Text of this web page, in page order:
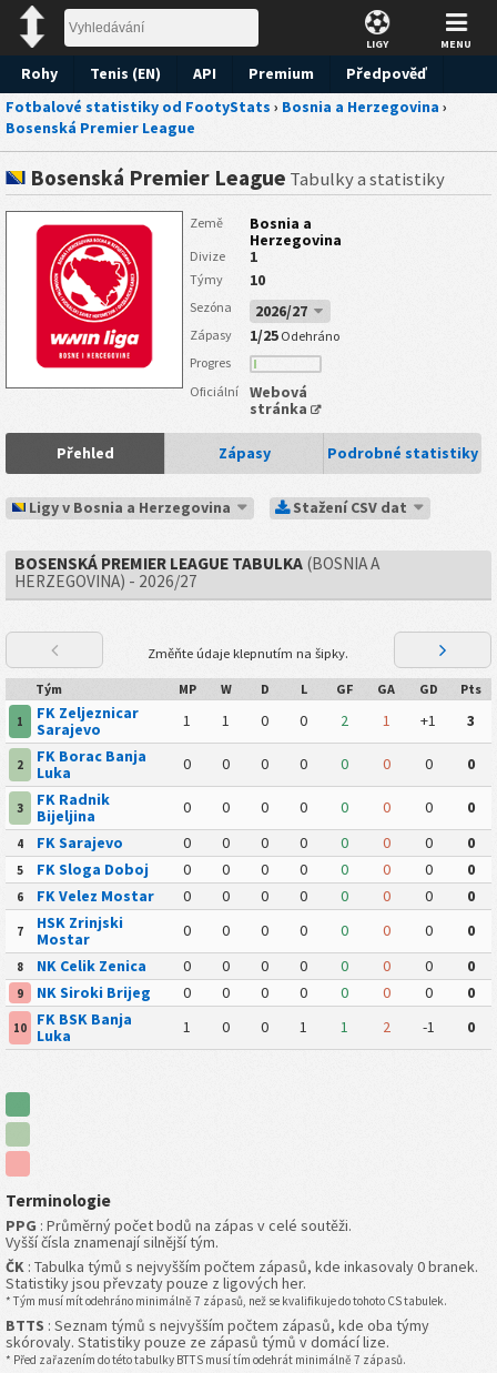
LIGY MENU
Rohy Tenis (EN) API Premium
Předpověď
Fotbalové statistiky od FootyStats › Bosnia a Herzegovina ›
Bosenská Premier League
Bosenská Premier League Tabulky a statistiky
Země
Bosnia a
Herzegovina
Divize 1
Týmy 10
Sezóna 2026/27
Zápasy 1/25Odehráno
Progres
Oficiální
Webová
stránka
Přehled Zápasy Podrobné statistiky
Ligy v Bosnia a Herzegovina Stažení CSV dat
BOSENSKÁ PREMIER LEAGUE TABULKA(BOSNIA A
HERZEGOVINA) - 2026/27
Změňte údaje klepnutím na šipky.
Tým MP W D L GF GA GD Pts
1
FK Zeljeznicar
Sarajevo
1 1 0 0 2 1 +1 3
2
FK Borac Banja
Luka
0 0 0 0 0 0 0 0
3
FK Radnik
Bijeljina
0 0 0 0 0 0 0 0
4 FK Sarajevo 0 0 0 0 0 0 0 0
5 FK Sloga Doboj 0 0 0 0 0 0 0 0
6 FK Velez Mostar 0 0 0 0 0 0 0 0
7
HSK Zrinjski
Mostar
0 0 0 0 0 0 0 0
8 NK Celik Zenica 0 0 0 0 0 0 0 0
9 NK Siroki Brijeg 0 0 0 0 0 0 0 0
10
FK BSK Banja
Luka
1 0 0 1 1 2 -1 0
Terminologie
PPG : Průměrný počet bodů na zápas v celé soutěži.
Vyšší čísla znamenají silnější tým.
ČK : Tabulka týmů s nejvyšším počtem zápasů, kde inkasovaly 0 branek.
Statistiky jsou převzaty pouze z ligových her.
* Tým musí mít odehráno minimálně 7 zápasů, než se kvalifikuje do tohoto CS tabulek.
BTTS : Seznam týmů s nejvyšším počtem zápasů, kde oba týmy
skórovaly. Statistiky pouze ze zápasů týmů v domácí lize.
* Před zařazením do této tabulky BTTS musí tím odehrát minimálně 7 zápasů.